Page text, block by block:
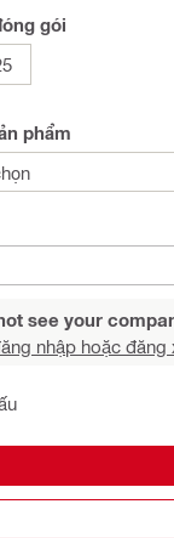
gói
phẩm
see your
nhập hoặc đăng